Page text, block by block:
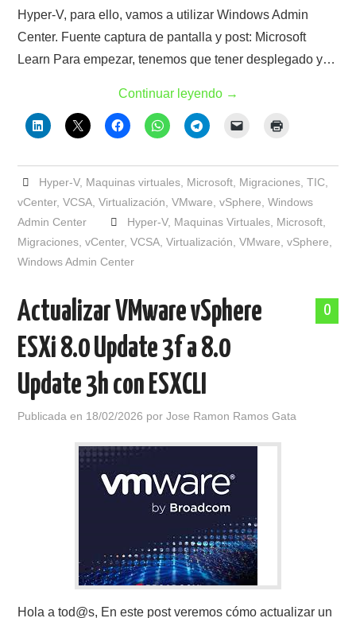
Hyper-V, para ello, vamos a utilizar Windows Admin
Center. Fuente captura de pantalla y post: Microsoft
Learn Para empezar, tenemos que tener desplegado y…
Continuar leyendo →
Hyper-V, Maquinas virtuales, Microsoft, Migraciones, TIC,
vCenter,VCSA ,Virtualización ,VMware ,vSphere ,Windows
Admin Center
Hyper-V, Maquinas Virtuales, Microsoft,
Migraciones ,vCenter,VCSA ,Virtualización ,VMware ,vSphere
Windows Admin Center
0
Actualizar VMware vSphere
ESXi 8.0 Update 3f a 8.0
Update 3h con ESXCLI
Publicada en 18/02/2026 porJose Ramon Ramos Gata
Hola a tod@s, En este post veremos cómo actualizar un